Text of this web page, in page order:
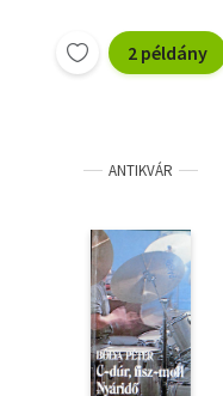
2 példány
ANTIKVÁR